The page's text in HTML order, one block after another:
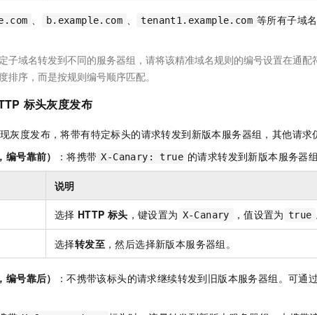
、 b.example.com 、 tenant1.example.com 等所有子域
子域名转发到不同的服务器组，请将该精准域名规则的编号设置在通配
排序，而是按规则编号顺序匹配。
标头灰度发布
灰度发布，将带有特定标头的请求转发到新版本服务器组，其他请求
号靠前） ：将携带 X-Canary: true 的请求转发到新版本服务器组
说明
选择 HTTP 标头 ，键设置为 X-Canary ，值设置为 true
选择转发至 ，然后选择新版本服务器组。
号靠后）
：不携带该标头的请求继续转发到旧版本服务器组。可通